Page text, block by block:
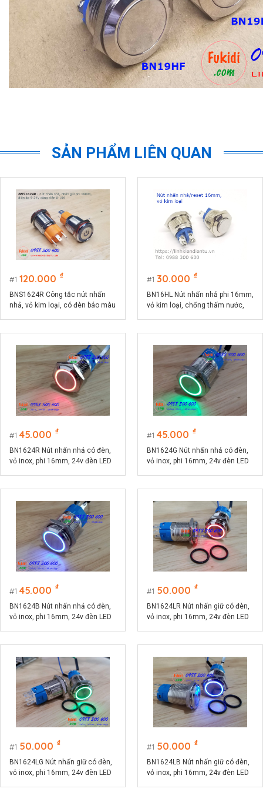
SẢN PHẨM LIÊN QUAN
1 120.000 ₫
BNS1624R Công tắc nút nhấn
nhả, vỏ kim loại, có đèn báo màu
1 30.000 ₫
BN16HL Nút nhấn nhả phi 16mm,
vỏ kim loại, chống thấm nước,
1 45.000 ₫
BN1624R Nút nhấn nhả có đèn,
vỏ inox, phi 16mm, 24v đèn LED
1 45.000 ₫
BN1624G Nút nhấn nhả có đèn,
vỏ inox, phi 16mm, 24v đèn LED
1 45.000 ₫
BN1624B Nút nhấn nhả có đèn,
vỏ inox, phi 16mm, 24v đèn LED
1 50.000 ₫
BN1624LR Nút nhấn giữ có đèn,
vỏ inox, phi 16mm, 24v đèn LED
1 50.000 ₫
BN1624LG Nút nhấn giữ có đèn,
vỏ inox, phi 16mm, 24v đèn LED
1 50.000 ₫
BN1624LB Nút nhấn giữ có đèn,
vỏ inox, phi 16mm, 24v đèn LED